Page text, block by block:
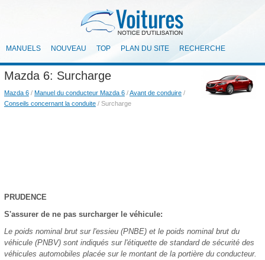
MANUELS NOUVEAU TOP PLAN DU SITE RECHERCHE
Mazda 6: Surcharge
Mazda 6 / Manuel du conducteur Mazda 6 /Avant de conduire /
Conseils concernant la conduite / Surcharge
PRUDENCE
S'assurer de ne pas surcharger le véhicule:
Le poids nominal brut sur l'essieu (PNBE) et le poids nominal brut du
véhicule (PNBV) sont indiqués sur l'étiquette de standard de sécurité des
véhicules automobiles placée sur le montant de la portière du conducteur.